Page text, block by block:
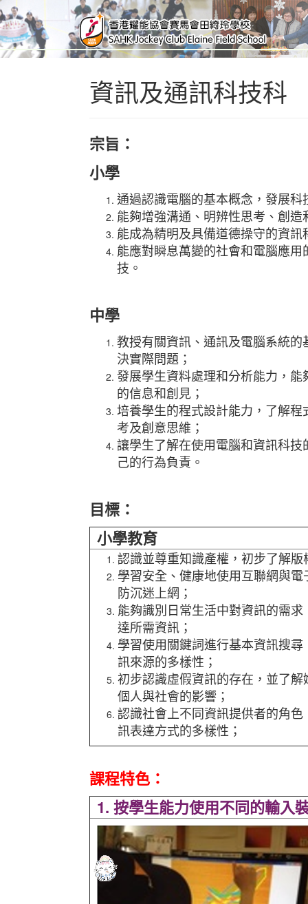
資訊及通訊科技科
宗旨：
小學
通過認識電腦的基本概念，發展
能夠增強溝通、明辨性思考、創
能成為精明及具備道德操守的資訊
能應對瞬息萬變的社會和電腦應
技。
中學
教授有關資訊、通訊及電腦系統
決實際問題；
發展學生資料處理和分析能力，
的信息和創見；
培養學生的程式設計能力，了解
考及創意思維；
讓學生了解在使用電腦和資訊科
己的行為負責。
目標：
小學教育
認識並尊重知識產權，初步了解版
學習安全、健康地使用互聯網與電
防沉迷上網；
能夠識別日常生活中對資訊的需求
達所需資訊；
學習使用關鍵詞進行基本資訊搜尋
訊來源的多樣性；
初步認識虛假資訊的存在，並了解
個人與社會的影響；
認識社會上不同資訊提供者的角色
訊表達方式的多樣性；
課程特色：
1. 按學生能力使用不同的輸入